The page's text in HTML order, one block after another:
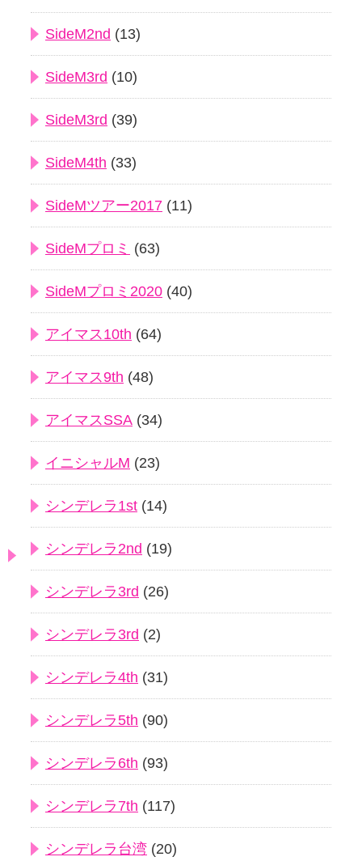
SideM2nd (13)
SideM3rd (10)
SideM3rd (39)
SideM4th (33)
SideMツアー2017 (11)
SideMプロミ (63)
SideMプロミ2020 (40)
アイマス10th (64)
アイマス9th (48)
アイマスSSA (34)
イニシャルM (23)
シンデレラ1st (14)
シンデレラ2nd (19)
シンデレラ3rd (26)
シンデレラ3rd (2)
シンデレラ4th (31)
シンデレラ5th (90)
シンデレラ6th (93)
シンデレラ7th (117)
シンデレラ台湾 (20)